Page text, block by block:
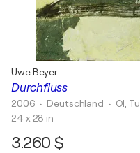
Durchfluss
Uwe Beyer
2006 • Deutschland • Öl,
24 x 28 in
3.260 $